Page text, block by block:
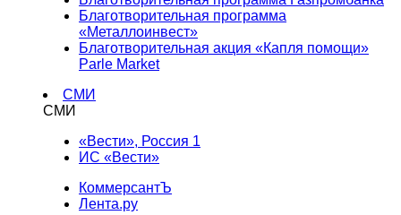
Благотворительная программа
«Металлоинвест»
Благотворительная акция «Капля помощи»
Parle Market
СМИ
СМИ
«Вести», Россия 1
ИС «Вести»
КоммерсантЪ
Лента.ру